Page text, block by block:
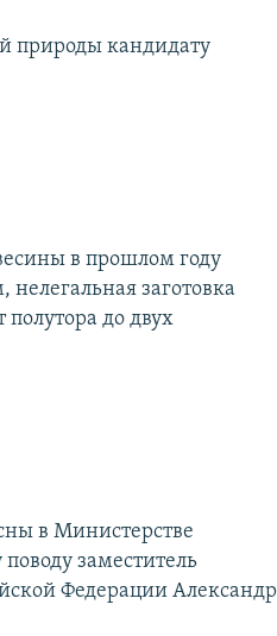
природы кандидату
в прошлом году
заготовка
полутора до двух
в Министерстве
заместитель
Федерации Александр